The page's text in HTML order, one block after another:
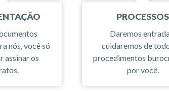
nós, você só
assinar os
PROCESSOS
Daremos
cuidaremos de
procedimentos
por você.